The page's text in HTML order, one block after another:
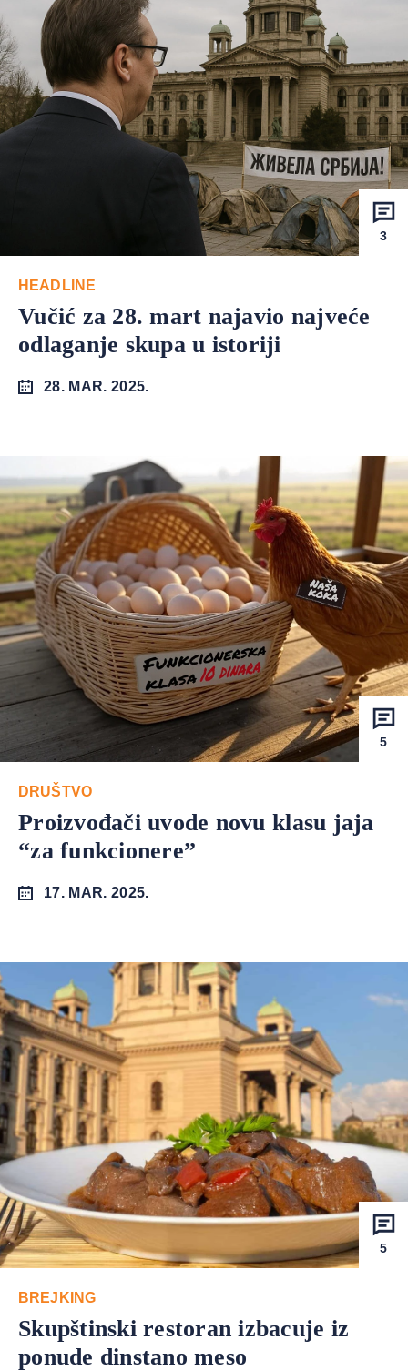
3
HEADLINE
Vučić za 28. mart najavio najveće
odlaganje skupa u istoriji
28. MAR. 2025.
5
DRUŠTVO
Proizvođači uvode novu klasu jaja
“za funkcionere”
17. MAR. 2025.
5
BREJKING
Skupštinski restoran izbacuje iz
ponude dinstano meso